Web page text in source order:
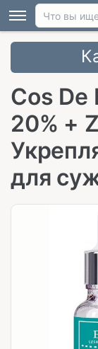
Cos De
20% +
для